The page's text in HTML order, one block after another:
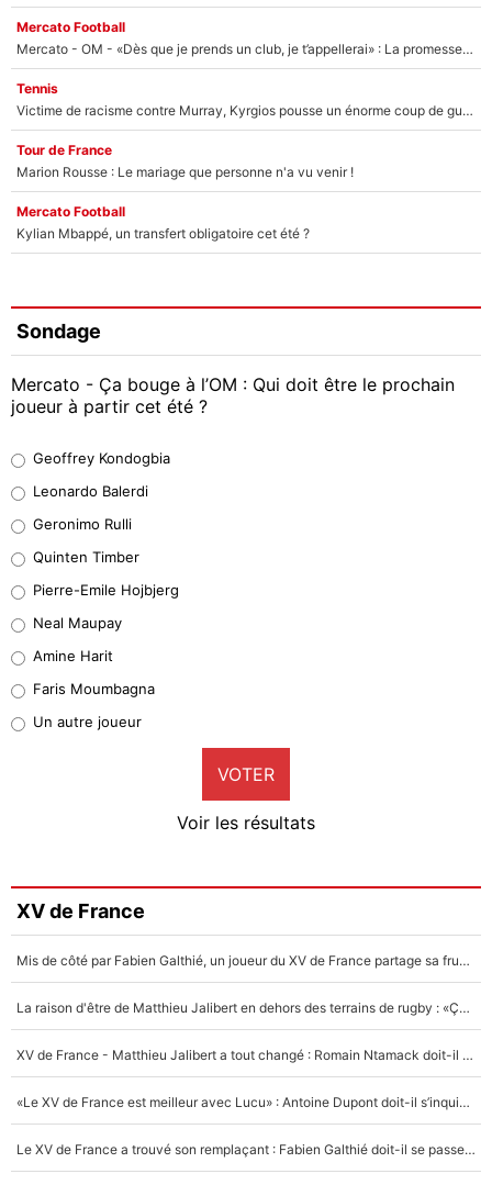
Mercato Football
Mercato - OM - «Dès que je prends un club, je t’appellerai» : La promesse de Marcelino au moment de claquer la porte
Tennis
Victime de racisme contre Murray, Kyrgios pousse un énorme coup de gueule !
Tour de France
Marion Rousse : Le mariage que personne n'a vu venir !
Mercato Football
Kylian Mbappé, un transfert obligatoire cet été ?
Sondage
Mercato - Ça bouge à l’OM : Qui doit être le prochain
joueur à partir cet été ?
38%
32%
5%
1%
9%
Faris Moumbagna
4%
Un autre joueur
5%
Geoffrey Kondogbia
Leonardo Balerdi
Geronimo Rulli
Quinten Timber
Pierre-Emile Hojbjerg
Neal Maupay
Amine Harit
Faris Moumbagna
Un autre joueur
VOTER
Voir les résultats
XV de France
Mis de côté par Fabien Galthié, un joueur du XV de France partage sa frustration : «ils ne me l’ont pas dit tout de suite»
La raison d'être de Matthieu Jalibert en dehors des terrains de rugby : «Ça m'atteint autant que si tu touches à un membre de ma famille»
XV de France - Matthieu Jalibert a tout changé : Romain Ntamack doit-il s’inquiéter pour sa place à un an de la Coupe du monde ?
«Le XV de France est meilleur avec Lucu» : Antoine Dupont doit-il s’inquiéter pour sa place ?
Le XV de France a trouvé son remplaçant : Fabien Galthié doit-il se passer d'Antoine Dupont ?